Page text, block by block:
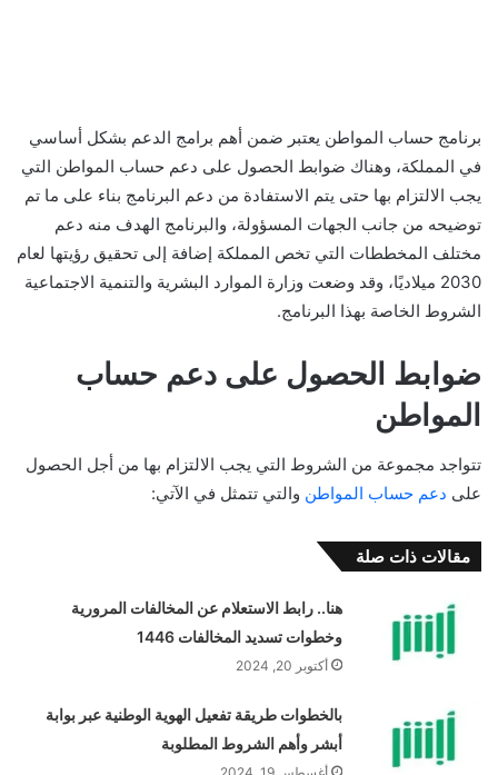
برنامج حساب المواطن يعتبر ضمن أهم برامج الدعم بشكل أساسي
في المملكة، وهناك ضوابط الحصول على دعم حساب المواطن التي
يجب الالتزام بها حتى يتم الاستفادة من دعم البرنامج بناء على ما تم
توضيحه من جانب الجهات المسؤولة، والبرنامج الهدف منه دعم
مختلف المخططات التي تخص المملكة إضافة إلى تحقيق رؤيتها لعام
2030 ميلاديًا، وقد وضعت وزارة الموارد البشرية والتنمية الاجتماعية
الشروط الخاصة بهذا البرنامج.
ضوابط الحصول على دعم حساب
المواطن
تتواجد مجموعة من الشروط التي يجب الالتزام بها من أجل الحصول
على دعم حساب المواطن والتي تتمثل في الآتي:
مقالات ذات صلة
هنا.. رابط الاستعلام عن المخالفات المرورية
وخطوات تسديد المخالفات 1446
أكتوبر 20, 2024
بالخطوات طريقة تفعيل الهوية الوطنية عبر بوابة
أبشر وأهم الشروط المطلوبة